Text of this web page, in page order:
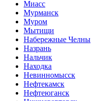
Миасс
Мурманск
Муром
Мытищи
Набережные Челны
Назрань
Нальчик
Находка
Невинномысск
Нефтекамск
Нефтеюганск